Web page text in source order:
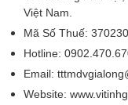
Việt Nam.
Mã Số Thuế:
Hotline:
Email:
Website: